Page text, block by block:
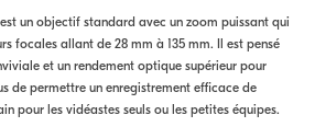
un objectif standard avec un zoom puissant qui
focales allant de 28 mm à 135 mm. Il est pensé
et un rendement optique supérieur pour
de permettre un enregistrement efficace de
pour les vidéastes seuls ou les petites équipes.